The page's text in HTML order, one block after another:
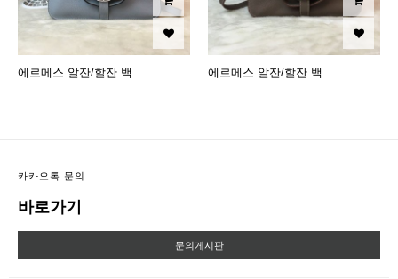
에르메스 알잔/할잔 백 에르메스 알잔/할잔 백
카카오톡 문의
바로가기
문의게시판